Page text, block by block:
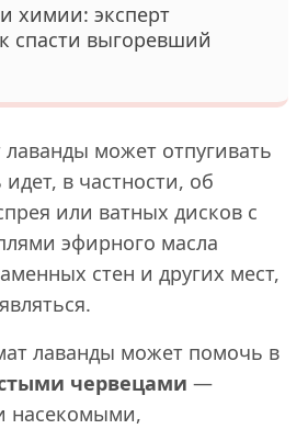
химии: эксперт
спасти выгоревший
может отпугивать
идет, в частности, об
или ватных дисков с
эфирного масла
стен и других мест,
лаванды может помочь в
червецами —
насекомыми,